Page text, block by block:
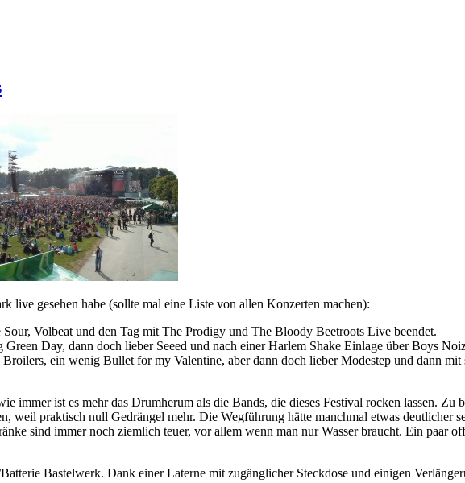
live gesehen habe (sollte mal eine Liste von allen Konzerten machen):
Volbeat und den Tag mit The Prodigy und The Bloody Beetroots Live beendet.
Day, dann doch lieber Seeed und nach einer Harlem Shake Einlage über Boys
ein wenig Bullet for my Valentine, aber dann doch lieber Modestep und dann
immer ist es mehr das Drumherum als die Bands, die dieses Festival rocken lassen. Zu
weil praktisch null Gedrängel mehr. Die Wegführung hätte manchmal etwas deutlicher
sind immer noch ziemlich teuer, vor allem wenn man nur Wasser braucht. Ein paar
Bastelwerk. Dank einer Laterne mit zugänglicher Steckdose und einigen